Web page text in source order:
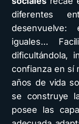
diferentes
iguales…
dificultándola,
confianza en sí
años de vida
se construye
posee las